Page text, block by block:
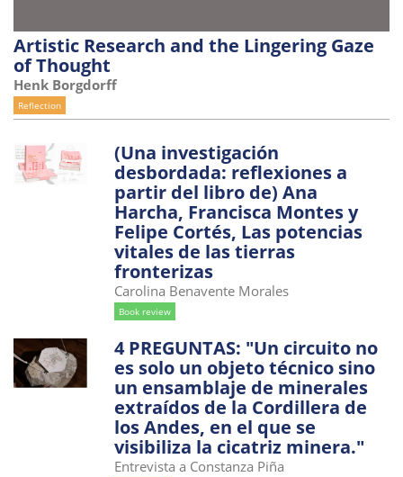
Artistic Research and the Lingering Gaze
of Thought
Henk Borgdorff
Reflection
(Una investigación
desbordada: reflexiones a
partir del libro de) Ana
Harcha, Francisca Montes y
Felipe Cortés, Las potencias
vitales de las tierras
fronterizas
Carolina Benavente Morales
Book review
4 PREGUNTAS: "Un circuito no
es solo un objeto técnico sino
un ensamblaje de minerales
extraídos de la Cordillera de
los Andes, en el que se
visibiliza la cicatriz minera."
Entrevista a Constanza Piña